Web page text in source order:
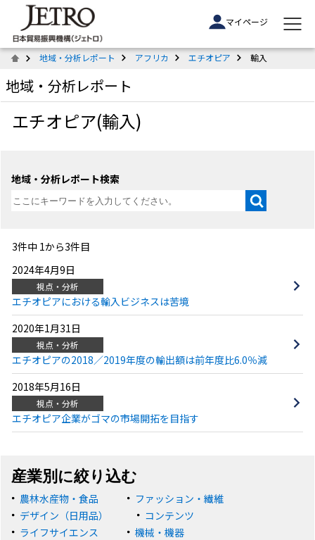
マイページ
地域・分析レポート アフリカ エチオピア 輸入
地域・分析レポート
エチオピア(輸入)
地域・分析レポート検索
3件中 1から3件目
2024年4月9日
視点・分析
エチオピアにおける輸入ビジネスは苦境
2020年1月31日
視点・分析
エチオピアの2018／2019年度の輸出額は前年度比6.0％減
2018年5月16日
視点・分析
エチオピア企業がゴマの市場開拓を目指す
産業別に絞り込む
農林水産物・食品
ファッション・繊維
デザイン（日用品）
コンテンツ
ライフサイエンス
機械・機器